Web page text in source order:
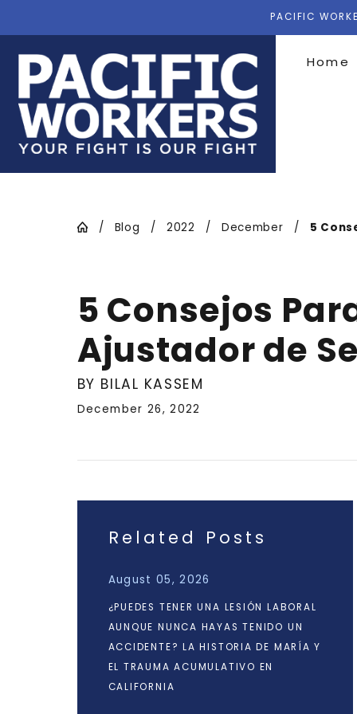
PACIFIC
Home
Blog 2022 December 5
5 Consejos
Ajustador de
BY BILAL KASSEM
December 26, 2022
Related Posts
August 05, 2026
¿PUEDES TENER UNA LESIÓN LABORAL
AUNQUE NUNCA HAYAS TENIDO UN
ACCIDENTE? LA HISTORIA DE MARÍA Y
EL TRAUMA ACUMULATIVO EN
CALIFORNIA